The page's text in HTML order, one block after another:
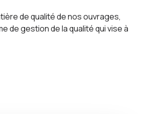
de qualité de nos ouvrages,
de gestion de la qualité qui vise à